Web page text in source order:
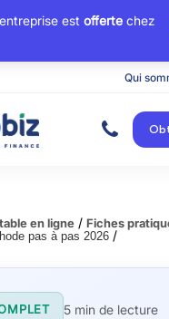
est offerte chez
Qui
c
c
u
en ligne / Fiches
pas à pas 2026 /
5 min de lecture